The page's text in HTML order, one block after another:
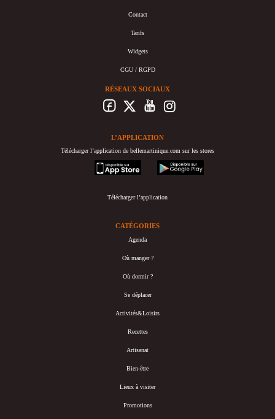
Contact
Tarifs
Widgets
CGU / RGPD
RÉSEAUX SOCIAUX
L’APPLICATION
Télécharger l’application de bellemartinique.com sur les stores
appstore
googleplay
Télécharger l’application
CATÉGORIES
Agenda
Où manger ?
Où dormir ?
Se déplacer
Activités&Loisirs
Recettes
Artisanat
Bien-être
Lieux à visiter
Promotions